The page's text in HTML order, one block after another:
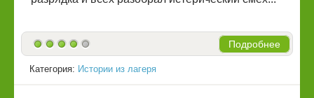
Подробнее
Категория: Истории из лагеря